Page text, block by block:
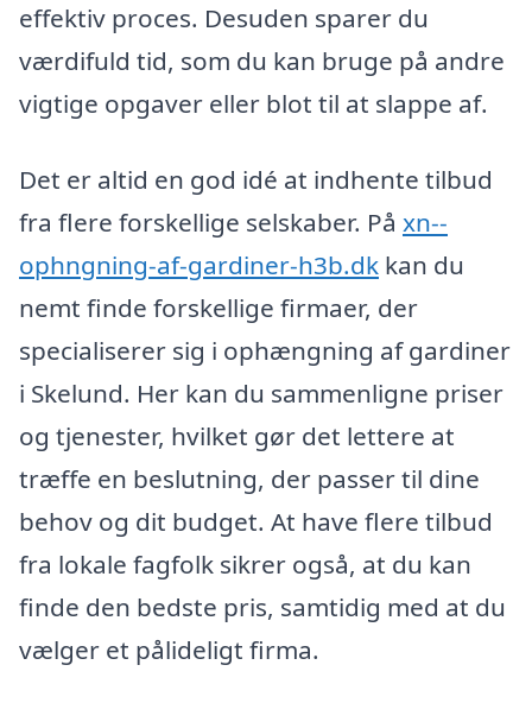
effektiv proces. Desuden sparer du
værdifuld tid, som du kan bruge på andre
vigtige opgaver eller blot til at slappe af.
Det er altid en god idé at indhente tilbud
fra flere forskellige selskaber. På xn--
ophngning-af-gardiner-h3b.dk kan du
nemt finde forskellige firmaer, der
specialiserer sig i ophængning af gardiner
i Skelund. Her kan du sammenligne priser
og tjenester, hvilket gør det lettere at
træffe en beslutning, der passer til dine
behov og dit budget. At have flere tilbud
fra lokale fagfolk sikrer også, at du kan
finde den bedste pris, samtidig med at du
vælger et pålideligt firma.